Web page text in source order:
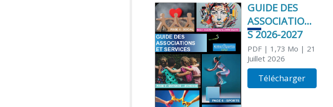
GUIDE DES
ASSOCIATION
S 2026-2027
PDF| 1,73 Mo | 21
Juillet 2026
Télécharger